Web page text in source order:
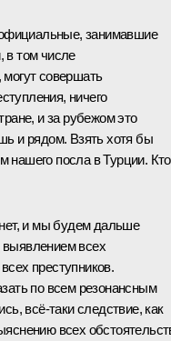
занимавшие
в том числе
могут совершать
ничего
и за рубежом это
и рядом. Взять хотя бы
нашего посла в Турции. Кто
и мы будем дальше
выявлением всех
преступников.
по всем резонансным
всё-таки следствие, как
всех